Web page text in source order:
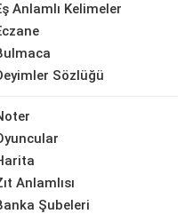
Anlamlı Kelimeler
Sözlüğü
Anlamlısı
Şubeleri